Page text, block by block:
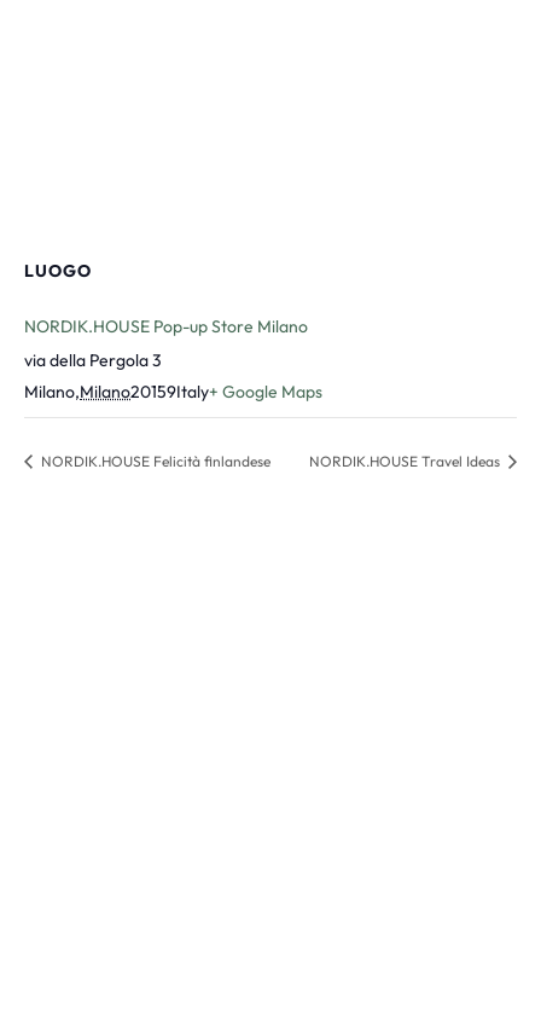
LUOGO
NORDIK.HOUSE Pop-up Store Milano
via della Pergola 3
Milano,Milano20159Italy+ Google Maps
NORDIK.HOUSE Felicità finlandese NORDIK.HOUSE Travel Ideas